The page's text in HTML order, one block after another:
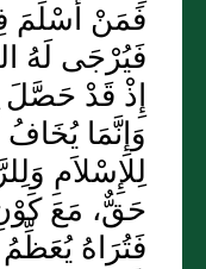
فَمَنْ أَسْلَمَ
فَيُرْجَى لَهُ
إِذْ قَدْ حَصَّلَ
وَإِنَّمَا
لِلإِسْلاَمِ
حَقٌّ، مَعَ
فَتُرَاهُ يُعَظِّمُ